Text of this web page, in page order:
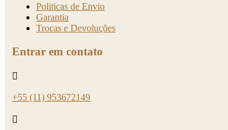
Politicas de Envio
Garantia
Trocas e Devoluções
Entrar em contato
+55 (11) 953672149